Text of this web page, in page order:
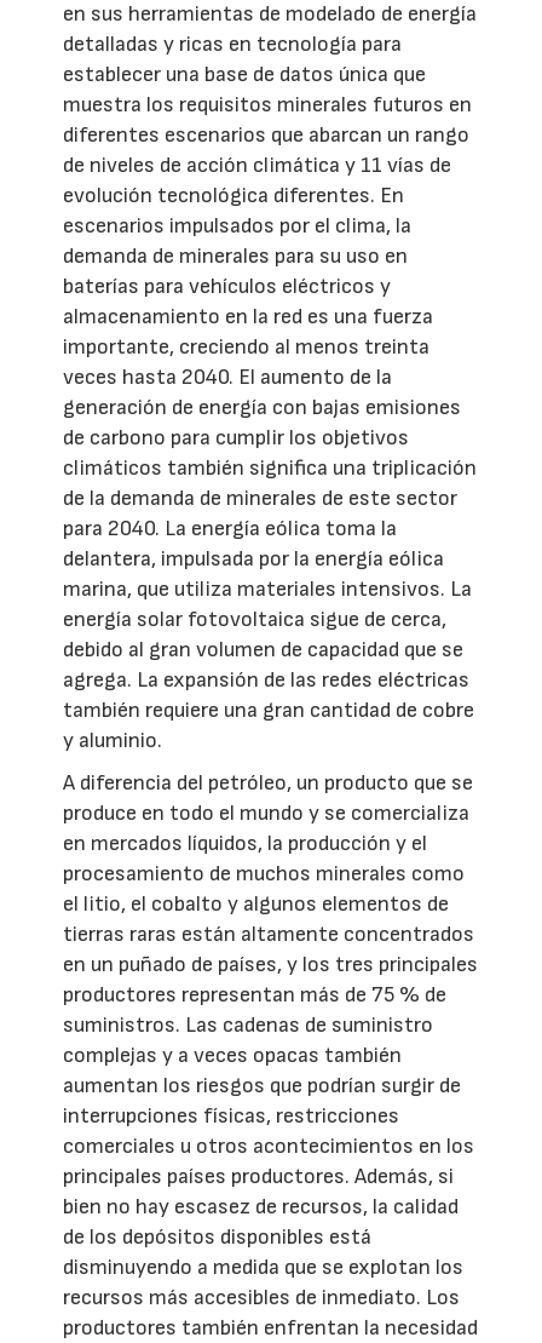
en sus herramientas de modelado de energía
detalladas y ricas en tecnología para
establecer una base de datos única que
muestra los requisitos minerales futuros en
diferentes escenarios que abarcan un rango
de niveles de acción climática y 11 vías de
evolución tecnológica diferentes. En
escenarios impulsados ​​por el clima, la
demanda de minerales para su uso en
baterías para vehículos eléctricos y
almacenamiento en la red es una fuerza
importante, creciendo al menos treinta
veces hasta 2040. El aumento de la
generación de energía con bajas emisiones
de carbono para cumplir los objetivos
climáticos también significa una triplicación
de la demanda de minerales de este sector
para 2040. La energía eólica toma la
delantera, impulsada por la energía eólica
marina, que utiliza materiales intensivos. La
energía solar fotovoltaica sigue de cerca,
debido al gran volumen de capacidad que se
agrega. La expansión de las redes eléctricas
también requiere una gran cantidad de cobre
y aluminio.
A diferencia del petróleo, un producto que se
produce en todo el mundo y se comercializa
en mercados líquidos, la producción y el
procesamiento de muchos minerales como
el litio, el cobalto y algunos elementos de
tierras raras están altamente concentrados
en un puñado de países, y los tres principales
productores representan más de 75 % de
suministros. Las cadenas de suministro
complejas y a veces opacas también
aumentan los riesgos que podrían surgir de
interrupciones físicas, restricciones
comerciales u otros acontecimientos en los
principales países productores. Además, si
bien no hay escasez de recursos, la calidad
de los depósitos disponibles está
disminuyendo a medida que se explotan los
recursos más accesibles de inmediato. Los
productores también enfrentan la necesidad